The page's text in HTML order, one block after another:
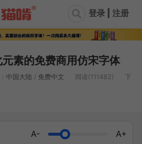
登录 | 注册
素的免费商用仿宋字体
中国大陆 / 免费中文 阅读(111482)
下
A- A+